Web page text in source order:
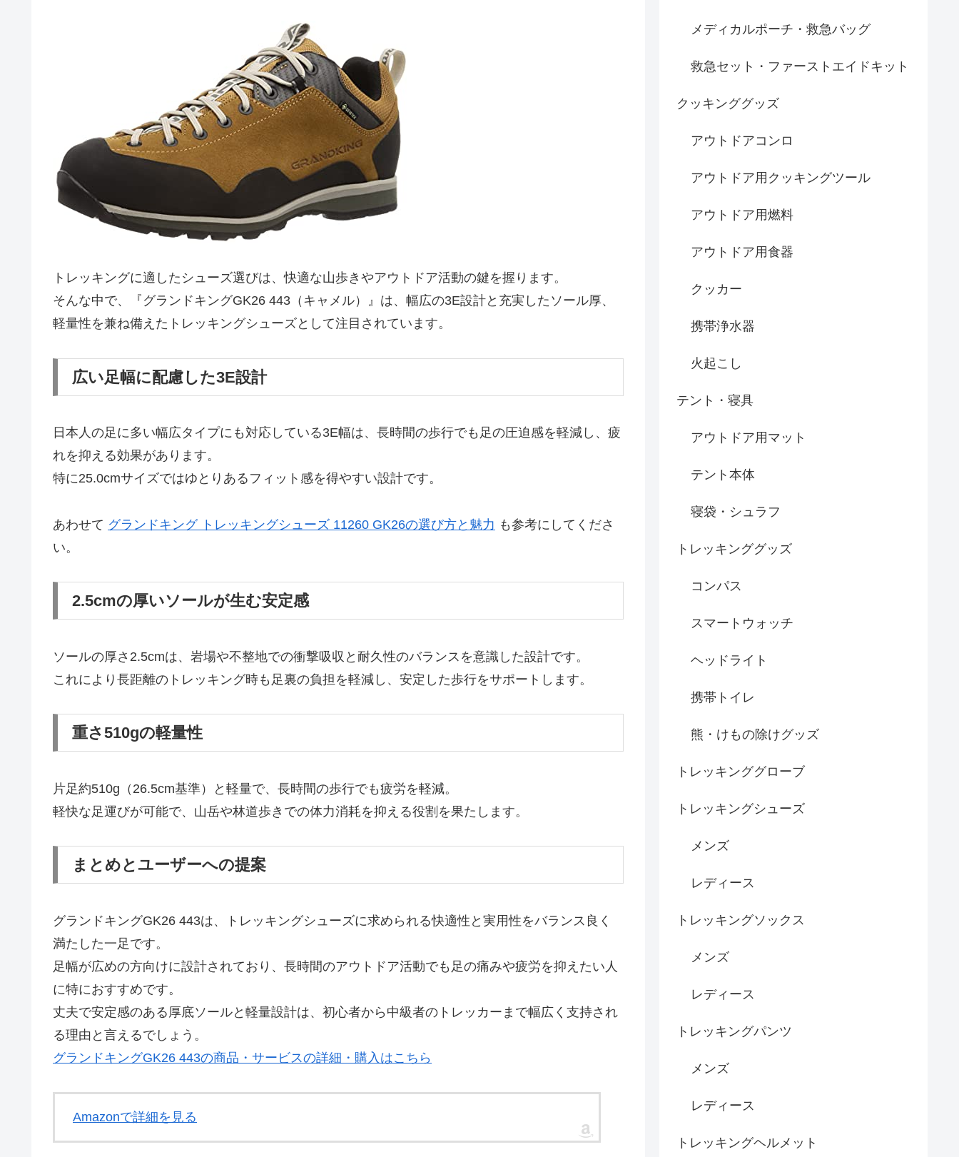
トレッキングに適したシューズ選びは、快適な山歩きやアウトドア活動の鍵を握ります。
そんな中で、『グランドキングGK26 443（キャメル）』は、幅広の3E設計と充実したソール厚、
軽量性を兼ね備えたトレッキングシューズとして注目されています。
広い足幅に配慮した3E設計
日本人の足に多い幅広タイプにも対応している3E幅は、長時間の歩行でも足の圧迫感を軽減し、疲
れを抑える効果があります。
特に25.0cmサイズではゆとりあるフィット感を得やすい設計です。
あわせて グランドキング トレッキングシューズ 11260 GK26の選び方と魅力 も参考にしてくださ
い。
2.5cmの厚いソールが生む安定感
ソールの厚さ2.5cmは、岩場や不整地での衝撃吸収と耐久性のバランスを意識した設計です。
これにより長距離のトレッキング時も足裏の負担を軽減し、安定した歩行をサポートします。
重さ510gの軽量性
片足約510g（26.5cm基準）と軽量で、長時間の歩行でも疲労を軽減。
軽快な足運びが可能で、山岳や林道歩きでの体力消耗を抑える役割を果たします。
まとめとユーザーへの提案
グランドキングGK26 443は、トレッキングシューズに求められる快適性と実用性をバランス良く
満たした一足です。
足幅が広めの方向けに設計されており、長時間のアウトドア活動でも足の痛みや疲労を抑えたい人
に特におすすめです。
丈夫で安定感のある厚底ソールと軽量設計は、初心者から中級者のトレッカーまで幅広く支持され
る理由と言えるでしょう。
グランドキングGK26 443の商品・サービスの詳細・購入はこちら
Amazonで詳細を見る
メディカルポーチ・救急バッグ
救急セット・ファーストエイドキット
クッキンググッズ
アウトドアコンロ
アウトドア用クッキングツール
アウトドア用燃料
アウトドア用食器
クッカー
携帯浄水器
火起こし
テント・寝具
アウトドア用マット
テント本体
寝袋・シュラフ
トレッキンググッズ
コンパス
スマートウォッチ
ヘッドライト
携帯トイレ
熊・けもの除けグッズ
トレッキンググローブ
トレッキングシューズ
メンズ
レディース
トレッキングソックス
メンズ
レディース
トレッキングパンツ
メンズ
レディース
トレッキングヘルメット